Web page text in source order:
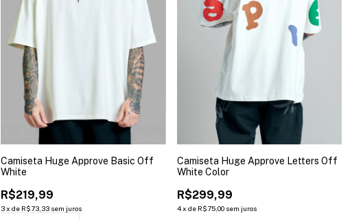
Camiseta Huge Approve Basic Off
White
R$219,99
3x de R$73,33 sem juros
Camiseta Huge Approve Letters Off
White Color
R$299,99
4 x de R$75,00 sem juros